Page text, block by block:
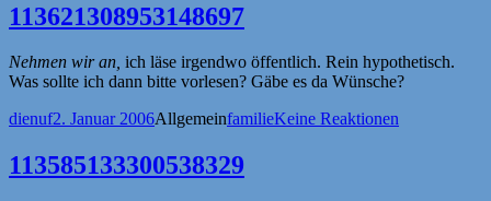
113621308953148697
Nehmen wir an, ich läse irgendwo öffentlich. Rein hypothetisch.
Was sollte ich dann bitte vorlesen? Gäbe es da Wünsche?
Autor
dienufVeröffentlicht
2. Januar 2006Kategorien
AllgemeinSchlagwörter
familieKeine Reaktionen
113585133300538329